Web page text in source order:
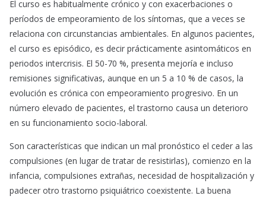
El curso es habitualmente crónico y con exacerbaciones o
períodos de empeoramiento de los síntomas, que a veces se
relaciona con circunstancias ambientales. En algunos pacientes,
el curso es episódico, es decir prácticamente asintomáticos en
periodos intercrisis. El 50-70 %, presenta mejoría e incluso
remisiones significativas, aunque en un 5 a 10 % de casos, la
evolución es crónica con empeoramiento progresivo. En un
número elevado de pacientes, el trastorno causa un deterioro
en su funcionamiento socio-laboral.
Son características que indican un mal pronóstico el ceder a las
compulsiones (en lugar de tratar de resistirlas), comienzo en la
infancia, compulsiones extrañas, necesidad de hospitalización y
padecer otro trastorno psiquiátrico coexistente. La buena